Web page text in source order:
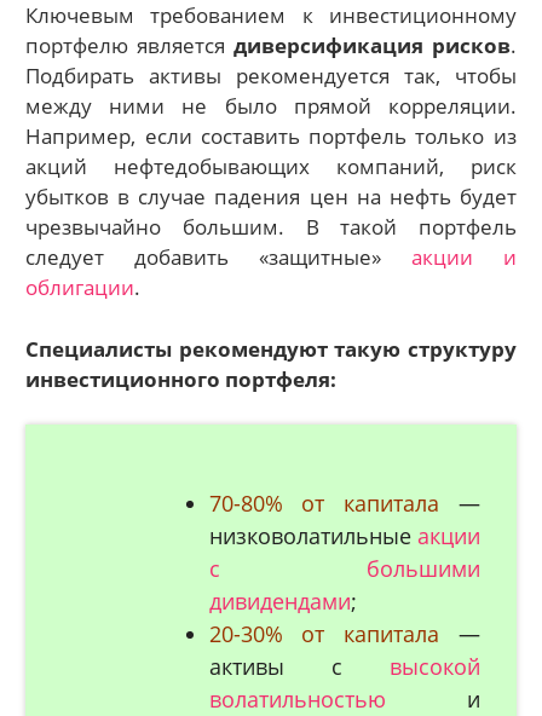
Ключевым требованием к инвестиционному
портфелю является диверсификация рисков.
Подбирать активы рекомендуется так, чтобы
между ними не было прямой корреляции.
Например, если составить портфель только из
акций нефтедобывающих компаний, риск
убытков в случае падения цен на нефть будет
чрезвычайно большим. В такой портфель
следует добавить «защитные» акции и
облигации.
Специалисты рекомендуют такую структуру
инвестиционного портфеля:
70-80% от капитала —
низковолатильные акции
с большими
дивидендами;
20-30% от капитала —
активы с высокой
волатильностью и